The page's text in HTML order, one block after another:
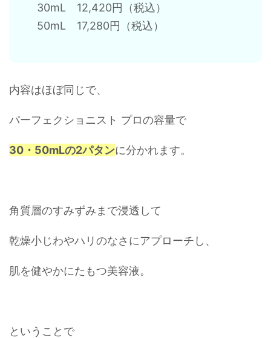
30mL 12,420円（税込）
50mL 17,280円（税込）
内容はほぼ同じで、
パーフェクショニスト プロの容量で
30・50mLの2パタンに分かれます。
角質層のすみずみまで浸透して
乾燥小じわやハリのなさにアプローチし、
肌を健やかにたもつ美容液。
ということで